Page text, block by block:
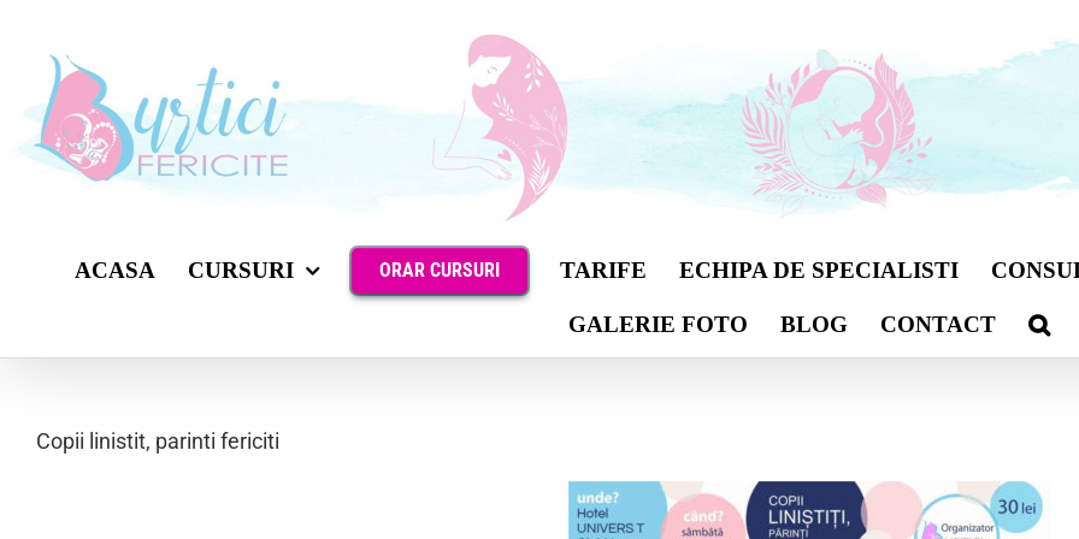
content
ACASA CURSURI ORAR CURSURI TARIFE ECHIPA DE SPECIALISTI
GALERIE FOTO BLOG CONTACT
Copii linistit, parinti fericiti